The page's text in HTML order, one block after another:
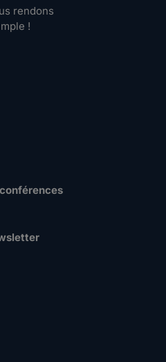
rendons
!